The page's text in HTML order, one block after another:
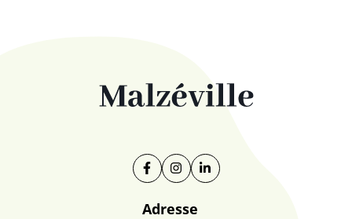
Facebook
(ouverture dans un nouvel onglet)
Instagram
(ouverture dans un nouvel
Linkedin
(ouverture dans un
Adresse